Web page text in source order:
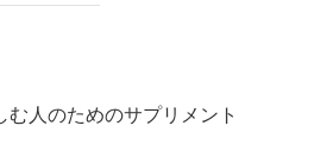
人のためのサプリメント